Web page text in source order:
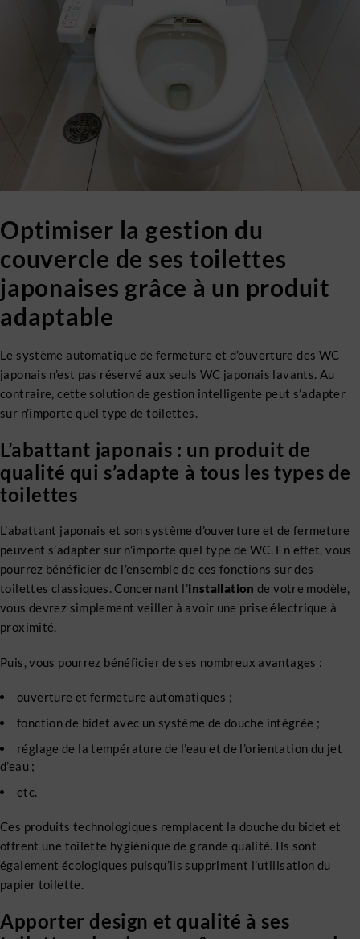
Optimiser la gestion du
couvercle de ses toilettes
japonaises grâce à un produit
adaptable
Le système automatique de fermeture et d’ouverture des WC
japonais n’est pas réservé aux seuls WC japonais lavants. Au
contraire, cette solution de gestion intelligente peut s’adapter
sur n’importe quel type de toilettes.
L’abattant japonais : un produit de
qualité qui s’adapte à tous les types de
toilettes
L’abattant japonais et son système d’ouverture et de fermeture
peuvent s’adapter sur n’importe quel type de WC. En effet, vous
pourrez bénéficier de l’ensemble de ces fonctions sur des
toilettes classiques. Concernant l’installation de votre modèle,
vous devrez simplement veiller à avoir une prise électrique à
proximité.
Puis, vous pourrez bénéficier de ses nombreux avantages :
ouverture et fermeture automatiques ;
fonction de bidet avec un système de douche intégrée ;
réglage de la température de l’eau et de l’orientation du jet
d’eau ;
etc.
Ces produits technologiques remplacent la douche du bidet et
offrent une toilette hygiénique de grande qualité. Ils sont
également écologiques puisqu’ils suppriment l’utilisation du
papier toilette.
Apporter design et qualité à ses